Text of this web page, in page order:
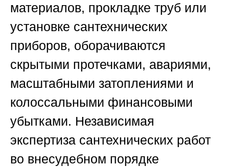
материалов, прокладке труб или
установке сантехнических
приборов, оборачиваются
скрытыми протечками, авариями,
масштабными затоплениями и
колоссальными финансовыми
убытками. Независимая
экспертиза сантехнических работ
во внесудебном порядке